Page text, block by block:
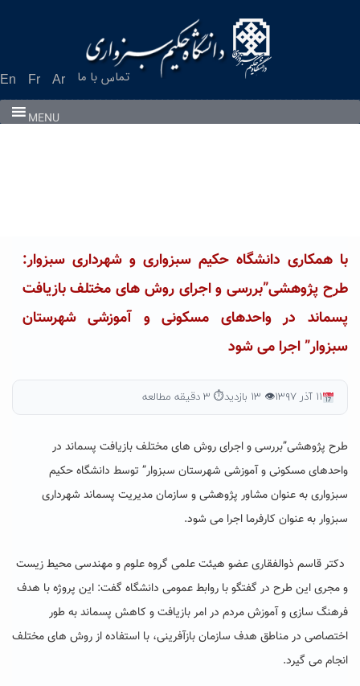
En Fr Ar تماس با ما
MENU
با همکاری دانشگاه حکیم سبزواری و شهرداری سبزوار:
طرح پژوهشی”بررسی و اجرای روش های مختلف بازیافت
پسماند در واحدهای مسکونی و آموزشی شهرستان
سبزوار” اجرا می شود
۱۱ آذر ۱۳۹۷ 👁 ۱۳ بازدید ⏱ ۳ دقیقه مطالعه
طرح پژوهشی”بررسی و اجرای روش های مختلف بازیافت پسماند در
واحدهای مسکونی و آموزشی شهرستان سبزوار” توسط دانشگاه حکیم
سبزواری به عنوان مشاور پژوهشی و سازمان مدیریت پسماند شهرداری
سبزوار به عنوان کارفرما اجرا می شود.
دکتر قاسم ذوالفقاری عضو هیئت علمی گروه علوم و مهندسی محیط زیست
و مجری این طرح در گفتگو با روابط عمومی دانشگاه گفت: این پروژه با هدف
فرهنگ سازی و آموزش مردم در امر بازیافت و کاهش پسماند به طور
اختصاصی در مناطق هدف سازمان بازآفرینی، با استفاده از روش های مختلف
انجام می گیرد.